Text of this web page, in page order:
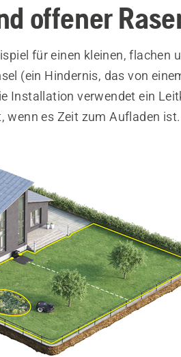
offener
für einen kleinen, flachen
(ein Hindernis, das von
Installation verwendet ein
wenn es Zeit zum Aufladen ist.